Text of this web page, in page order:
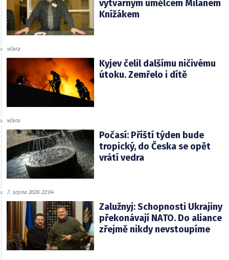
výtvarným umělcem Milanem
Knížákem
včera
Kyjev čelil dalšímu ničivému
útoku. Zemřelo i dítě
včera
Počasí: Příští týden bude
tropický, do Česka se opět
vrátí vedra
7. srpna 2026 22:04
Zalužnyj: Schopnosti Ukrajiny
překonávají NATO. Do aliance
zřejmě nikdy nevstoupíme